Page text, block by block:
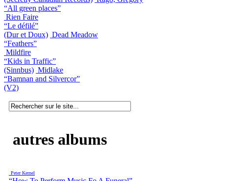
“All green places”
Rien Faire
“Le défilé”
(Dur et Doux) Dead Meadow
“Feathers”
Mildfire
“Kids in Traffic”
(Sinnbus) Midlake
“Bamnan and Silvercor”
(V2)
autres albums
Peter Kernel